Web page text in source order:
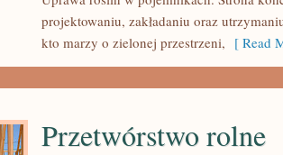
KOMPOSTOWANIE
projektowaniu, zakładaniu oraz
kto marzy o zielonej przestrzeni, [ Read
Przetwórstwo rolne